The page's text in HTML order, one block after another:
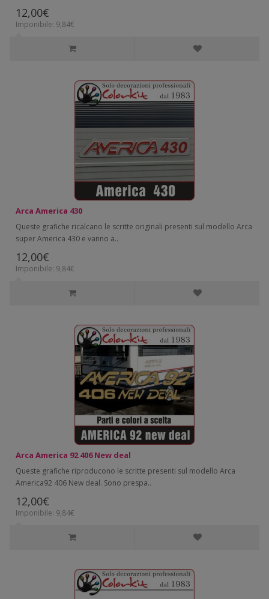
12,00€
Imponibile: 9,84€
Arca America 430
Queste grafiche ricalcano le scritte originali presenti sul modello Arca
super America 430 e vanno a..
12,00€
Imponibile: 9,84€
Arca America 92 406 New deal
Queste grafiche riproducono le scritte presenti sul modello Arca
America92 406 New deal. Sono prespa..
12,00€
Imponibile: 9,84€